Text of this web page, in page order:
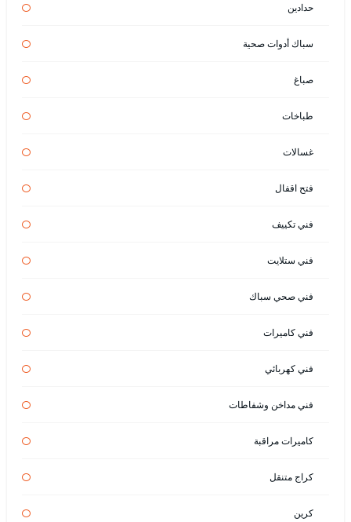
حدادين
سباك أدوات صحية
صباغ
طباخات
غسالات
فتح اقفال
فني تكييف
فني ستلايت
فني صحي سباك
فني كاميرات
فني كهربائي
فني مداخن وشفاطات
كاميرات مراقبة
كراج متنقل
كرين